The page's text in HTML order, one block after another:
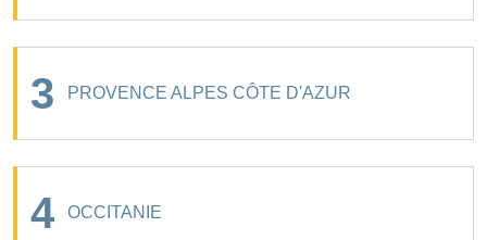
3 PROVENCE ALPES CÔTE D'AZUR
4 OCCITANIE